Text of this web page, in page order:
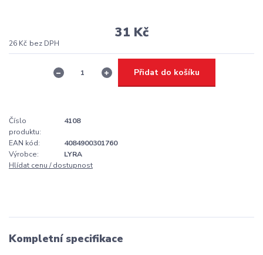
31 Kč
26 Kč bez DPH
Přidat do košíku
Číslo
produktu:
4108
EAN kód:
4084900301760
Výrobce:
LYRA
Hlídat cenu / dostupnost
Kompletní specifikace